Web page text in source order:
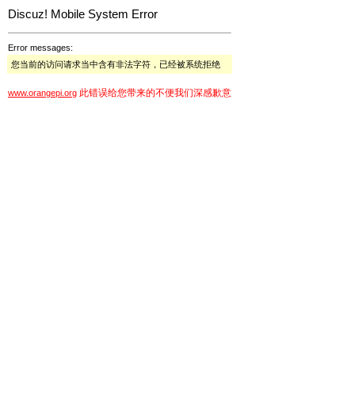
Discuz! Mobile System Error
Error messages:
您当前的访问请求当中含有非法字符，已经被系统拒绝
www.orangepi.org 此错误给您带来的不便我们深感歉意